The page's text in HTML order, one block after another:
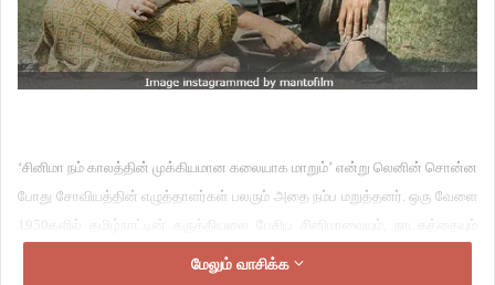
‘சினிமா நம் காலத்தின் முக்கியமான கலையாக மாறும்’ என்று லெனின் சொன்ன
போது சோவியத்தின் எழுத்தாளர்கள் பலரும் அதை நம்ப மறுத்தனர். ஒரு வேளை
1950களில் தமிழ்நாட்டின் கருத்தியலை பேசிய சினிமாவையும், நாடகத்தையும்
அவர்களால் முன்னறிந்திருக்க முடிந்திருந்தால் அவர்கள் லெனின் சொன்ன
மேலும் வாசிக்க